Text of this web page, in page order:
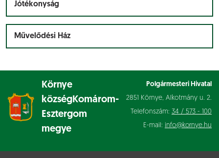
Jótékonyság
Művelődési Ház
Környe
községKomárom-
Esztergom
megye
Polgármesteri Hivatal
2851 Környe, Alkotmány u. 2.
Telefonszám: 34 / 573 - 100
E-mail: info@kornye.hu